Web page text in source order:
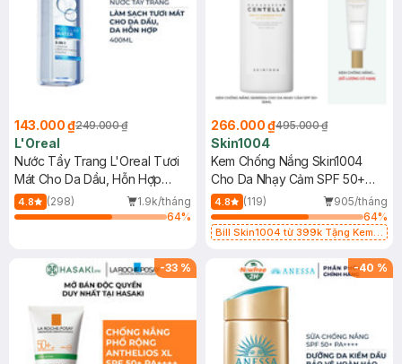
143.000 ₫249.000 ₫
L'Oreal
Nước Tẩy Trang L'Oreal Tươi
Mát Cho Da Dầu, Hỗn Hợp
400ml
4.8 (298)
1.9k/tháng
64%
266.000 ₫495.000 ₫
Skin1004
Kem Chống Nắng Skin1004
Cho Da Nhạy Cảm SPF 50+
50ml
4.8 (119)
905/tháng
64%
Bill Skin1004 từ 399k Tặng Kem
SPF 50+ 20ml (SL Có Hạn)
-33 % -40 %